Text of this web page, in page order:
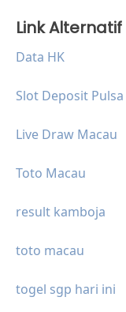
Link Alternatif
Data HK
Slot Deposit Pulsa
Live Draw Macau
Toto Macau
result kamboja
toto macau
togel sgp hari ini